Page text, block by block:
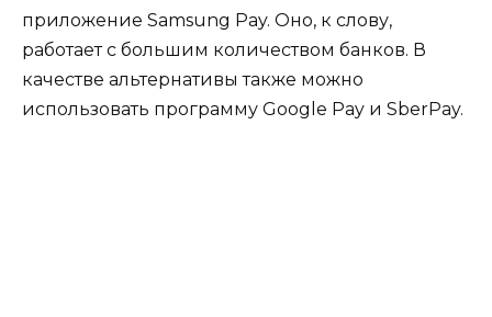
приложение Samsung Pay. Оно, к слову,
работает с большим количеством банков. В
качестве альтернативы также можно
использовать программу Google Pay и SberPay.